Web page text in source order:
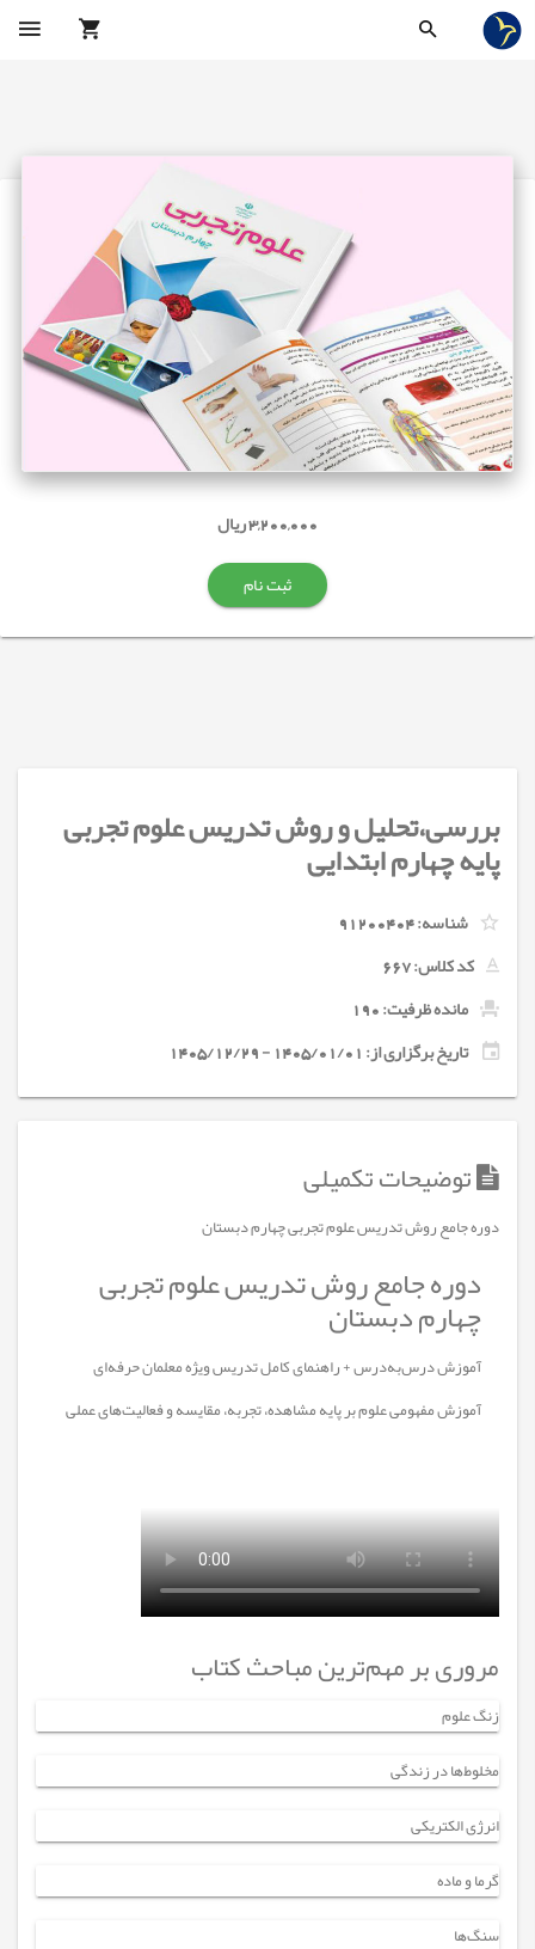
3,200,000 ریال
ثبت نام
بررسی،تحلیل و روش تدریس علوم تجربی
پایه چهارم ابتدایی
شناسه:91200404
کد کلاس:667
مانده ظرفیت: 190
تاریخ برگزاری از: 1405/01/01 - 1405/12/29
توضیحات تکمیلی
دوره جامع روش تدریس علوم تجربی چهارم دبستان
دوره جامع روش تدریس علوم تجربی
چهارم دبستان
آموزش درس‌به‌درس + راهنمای کامل تدریس ویژه معلمان حرفه‌ای
آموزش مفهومی علوم بر پایه مشاهده، تجربه، مقایسه و فعالیت‌های عملی
مروری بر مهم‌ترین مباحث کتاب
زنگ علوم
مخلوط‌ها در زندگی
انرژی الکتریکی
گرما و ماده
سنگ‌ها